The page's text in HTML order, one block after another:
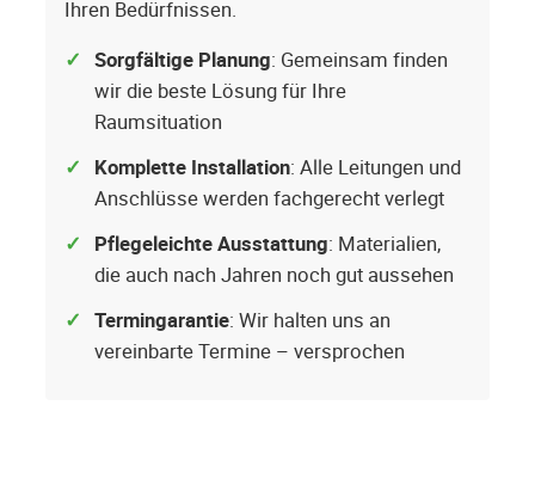
Ihren Bedürfnissen.
Sorgfältige Planung: Gemeinsam finden
wir die beste Lösung für Ihre
Raumsituation
Komplette Installation: Alle Leitungen und
Anschlüsse werden fachgerecht verlegt
Pflegeleichte Ausstattung: Materialien,
die auch nach Jahren noch gut aussehen
Termingarantie: Wir halten uns an
vereinbarte Termine – versprochen